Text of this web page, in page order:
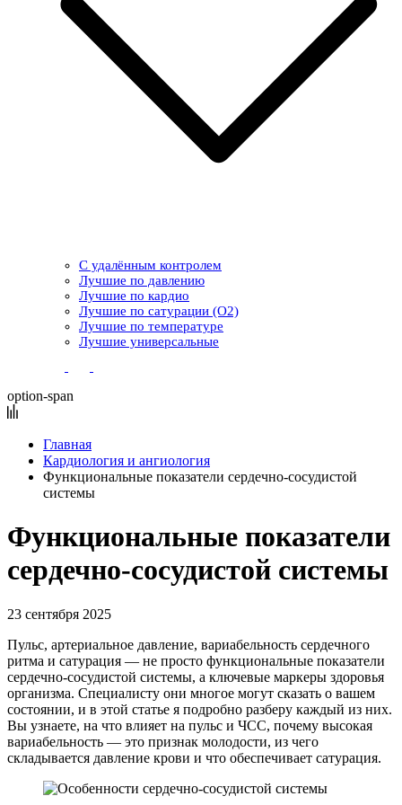
С удалённым контролем
Лучшие по давлению
Лучшие по кардио
Лучшие по сатурации (О2)
Лучшие по температуре
Лучшие универсальные
option-span
Главная
Кардиология и ангиология
Функциональные показатели сердечно-сосудистой
системы
Функциональные показатели
сердечно-сосудистой системы
23 сентября 2025
Пульс, артериальное давление, вариабельность сердечного
ритма и сатурация — не просто функциональные показатели
сердечно-сосудистой системы, а ключевые маркеры здоровья
организма. Специалисту они многое могут сказать о вашем
состоянии, и в этой статье я подробно разберу каждый из них.
Вы узнаете, на что влияет на пульс и ЧСС, почему высокая
вариабельность — это признак молодости, из чего
складывается давление крови и что обеспечивает сатурация.